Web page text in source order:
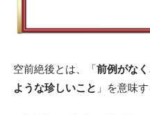
空前絶後とは、「前例がな
ような珍しいこと 」を意味